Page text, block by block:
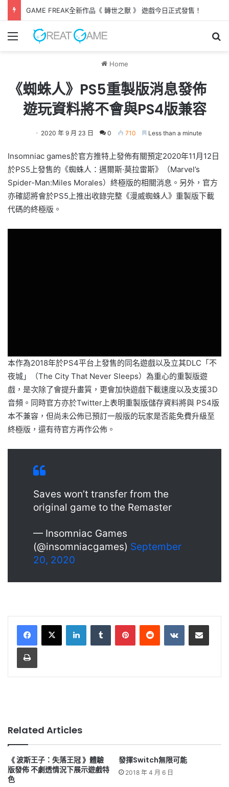
GAME FREAK全新作品《 轉世之獸 》 遊戲今日正式發售！
Menu
Home
《蜘蛛人》PS5重製版消息發佈
遊玩資料將不會與PS4版兼容
2020 年 9 月 23 日 0 710 Less than a minute
Insomniac games於官方推特上發佈有關預定2020年11月12日
於PS5上發售的《蜘蛛人：邁爾斯·莫拉雷斯》（Marvel’s
Spider-Man:Miles Morales）終極版的相關消息。另外，官方
亦確認將會於PS5上推出收錄完整《漫威蜘蛛人》重製版下載
代碼的終極版。
本作為2018年於PS4平台上發售的同名遊戲以及立其DLC「不
夜城」（The City That Never Sleeps）為重心的重製版遊
戲，是次除了會提升畫質，更會加快遊戲下載速度以及支援3D
音頻。同時官方亦於Twitter上表明重製版儲存資料將與 PS4版
本不兼容，但尚未公佈已預訂一般版的玩家是否能免費升級至
終極版，還有待官方再作公佈。
Saves won’t transfer from the
original game to the Remaster
— Insomniac Games
(@insomniacgames) September
20, 2020
LinkedInTumblr PinterestReddit VKontakteShare via Email
Print
Related Articles
《 波斯王子：失落王冠 》體驗
版發佈 不劇透情況下展示遊戲特
色
發揮Switch無限可能
2018 年 4 月 6 日